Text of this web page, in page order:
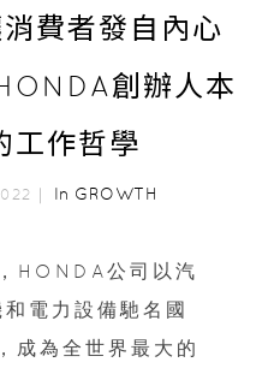
消費者發自內心
創辦人本
工作哲學
｜ In GROWTH
HONDA公司以汽
電力設備馳名國
成為全世界最大的